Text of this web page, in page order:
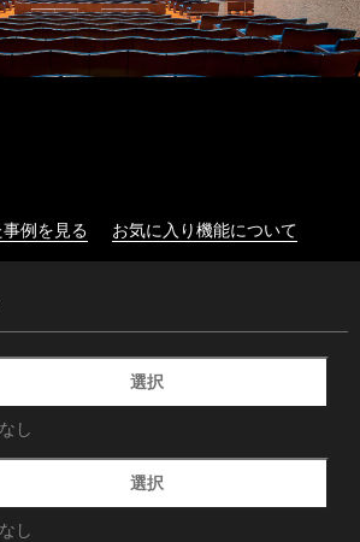
例を見る お気に入り機能について
選択
し
選択
し